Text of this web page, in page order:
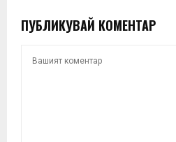
ПУБЛИКУВАЙ КОМЕНТАР